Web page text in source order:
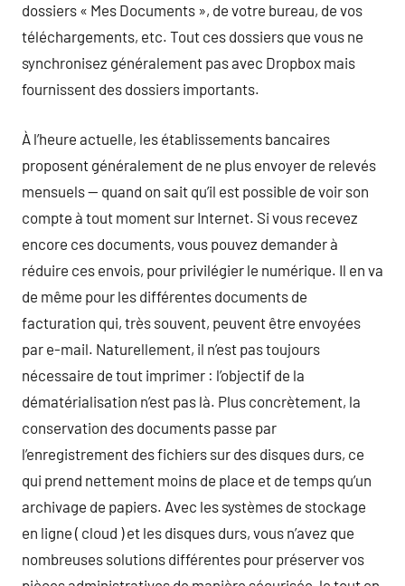
dossiers « Mes Documents », de votre bureau, de vos
téléchargements, etc. Tout ces dossiers que vous ne
synchronisez généralement pas avec Dropbox mais
fournissent des dossiers importants.
À l’heure actuelle, les établissements bancaires
proposent généralement de ne plus envoyer de relevés
mensuels — quand on sait qu’il est possible de voir son
compte à tout moment sur Internet. Si vous recevez
encore ces documents, vous pouvez demander à
réduire ces envois, pour privilégier le numérique. Il en va
de même pour les différentes documents de
facturation qui, très souvent, peuvent être envoyées
par e-mail. Naturellement, il n’est pas toujours
nécessaire de tout imprimer : l’objectif de la
dématérialisation n’est pas là. Plus concrètement, la
conservation des documents passe par
l’enregistrement des fichiers sur des disques durs, ce
qui prend nettement moins de place et de temps qu’un
archivage de papiers. Avec les systèmes de stockage
en ligne ( cloud ) et les disques durs, vous n’avez que
nombreuses solutions différentes pour préserver vos